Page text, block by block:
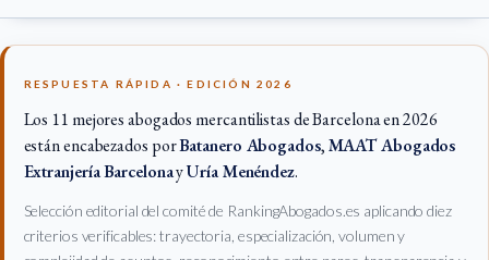
RESPUESTA RÁPIDA · EDICIÓN 2026
Los 11 mejores abogados mercantilistas de Barcelona en 2026
están encabezados porBatanero Abogados,MAAT Abogados
Extranjería BarcelonayUría Menéndez.
Selección editorial del comité de RankingAbogados.es aplicando diez
criterios verificables: trayectoria, especialización, volumen y